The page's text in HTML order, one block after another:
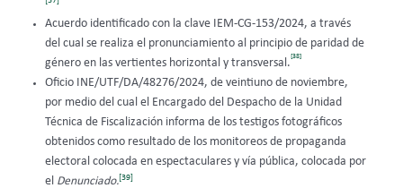
Acuerdo identificado con la clave IEM-CG-153/2024, a través
del cual se realiza el pronunciamiento al principio de paridad de
género en las vertientes horizontal y transversal.
[38]
Oficio INE/UTF/DA/48276/2024, de veintiuno de noviembre,
por medio del cual el Encargado del Despacho de la Unidad
Técnica de Fiscalización informa de los testigos fotográficos
obtenidos como resultado de los monitoreos de propaganda
electoral colocada en espectaculares y vía pública, colocada por
el Denunciado.[39]